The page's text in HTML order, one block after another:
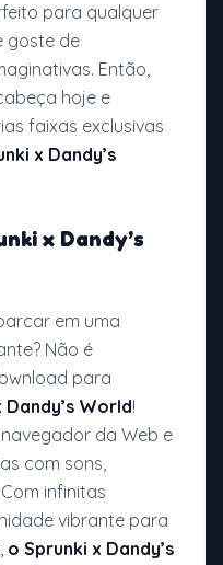
para qualquer
goste de
Então,
hoje e
faixas exclusivas
x Dandy’s
x Dandy’s
em uma
Não é
para
Dandy’s World!
da Web e
com sons,
infinitas
vibrante para
o Sprunki x Dandy’s